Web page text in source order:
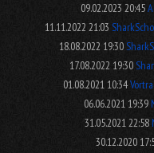
09.02.2023 20:45
11.11.2022 21:03
18.08.2022 19:30
17.08.2022 19:30
01.08.2021 10:34
06.06.2021 19:39
31.05.2021 22:58
30.12.2020